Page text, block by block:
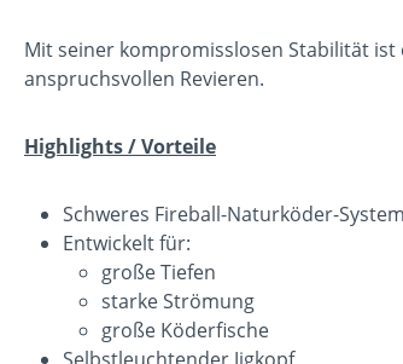
Mit seiner kompromisslosen Stabilität ist
anspruchsvollen Revieren.
Highlights / Vorteile
Schweres Fireball-Naturköder-System
Entwickelt für:
große Tiefen
starke Strömung
große Köderfische